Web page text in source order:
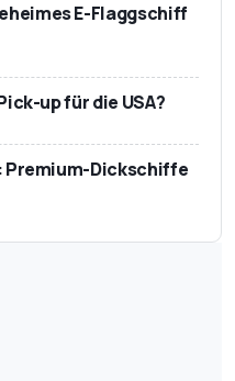
E-Flaggschiff
up für die USA?
Premium-Dickschiffe